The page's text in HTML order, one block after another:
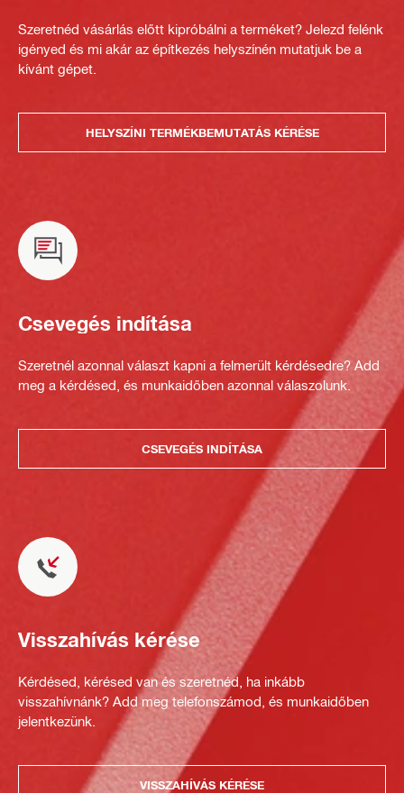
Szeretnéd vásárlás előtt kipróbálni a terméket? Jelezd felénk
igényed és mi akár az építkezés helyszínén mutatjuk be a
kívánt gépet.
HELYSZÍNI TERMÉKBEMUTATÁS KÉRÉSE
Csevegés indítása
Szeretnél azonnal választ kapni a felmerült kérdésedre? Add
meg a kérdésed, és munkaidőben azonnal válaszolunk.
CSEVEGÉS INDÍTÁSA
Visszahívás kérése
Kérdésed, kérésed van és szeretnéd, ha inkább
visszahívnánk? Add meg telefonszámod, és munkaidőben
jelentkezünk.
VISSZAHÍVÁS KÉRÉSE